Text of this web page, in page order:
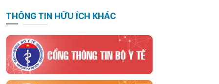
THÔNG TIN HỮU ÍCH KHÁC